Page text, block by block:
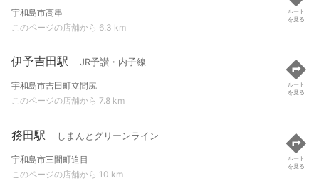
宇和島市高串
このページの店舗から 6.3 km
ルート
を見る
伊予吉田駅 JR予讃・内子線
宇和島市吉田町立間尻
このページの店舗から 7.8 km
ルート
を見る
務田駅 しまんとグリーンライン
宇和島市三間町迫目
このページの店舗から 10 km
ルート
を見る